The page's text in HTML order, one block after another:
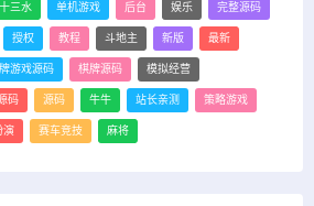
十三水 单机游戏 后台 娱乐 完整源码
授权 教程 斗地主 新版 最新
游戏源码 棋牌源码 模拟经营
码 源码 牛牛 站长亲测 策略游戏
演 赛车竞技 麻将